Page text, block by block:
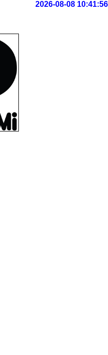
2026-08-08 10:41:57